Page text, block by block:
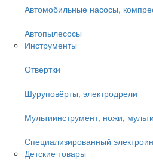
Автомобильные насосы,
Автопылесосы
Инструменты
Отвертки
Шуруповёрты, электродрели
Мультиинструмент, ножи,
Специализированный
Детские товары